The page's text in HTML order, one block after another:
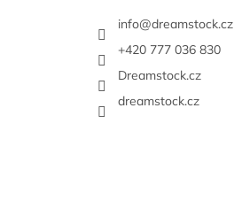
info@dreamstock.cz
+420 777 036 830
Dreamstock.cz
dreamstock.cz